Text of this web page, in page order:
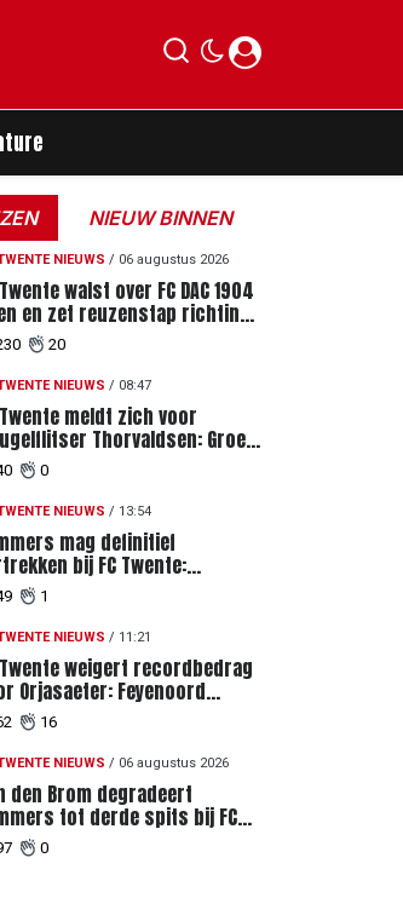
NIEUW BINNEN
NIEUWS / 06 augustus 2026
walst over FC DAC 1904
en zet reuzenstap richting
offs
20
NIEUWS / 08:47
Twente meldt zich voor
Thorvaldsen: Groen
voor miljoenenbod
0
NIEUWS / 13:54
mag definitief
bij FC Twente:
krijgt deadline
komst vervanger
1
NIEUWS / 11:21
Twente weigert recordbedrag
Orjasaeter: Feyenoord
na megabod
16
NIEUWS / 06 augustus 2026
den Brom degradeert
tot derde spits bij FC
0